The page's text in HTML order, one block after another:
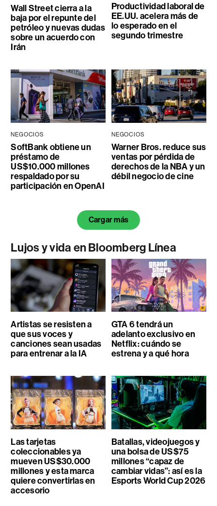
Wall Street cierra a la
baja por el repunte del
petróleo y nuevas dudas
sobre un acuerdo con
Irán
Productividad laboral de
EE.UU. acelera más de
lo esperado en el
segundo trimestre
NEGOCIOS
SoftBank obtiene un
préstamo de
US$10.000 millones
respaldado por su
participación en OpenAI
NEGOCIOS
Warner Bros. reduce sus
ventas por pérdida de
derechos de la NBA y un
débil negocio de cine
Cargar más
Lujos y vida en Bloomberg Línea
Artistas se resisten a
que sus voces y
canciones sean usadas
para entrenar a la IA
GTA 6 tendrá un
adelanto exclusivo en
Netflix: cuándo se
estrena y a qué hora
Las tarjetas
coleccionables ya
mueven US$30.000
millones y esta marca
quiere convertirlas en
accesorio
Batallas, videojuegos y
una bolsa de US$75
millones “capaz de
cambiar vidas”: así es la
Esports World Cup 2026